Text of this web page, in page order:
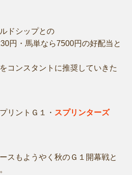
ドシップとの
円・馬単なら7500円の好配当と
コンスタントに推奨していきた
リントＧ１・ スプリンターズ
スもようやく秋のＧ１開幕戦と